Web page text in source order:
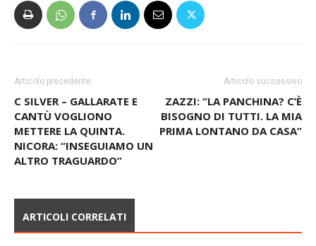
Articolo precedente
C SILVER – GALLARATE E
CANTÙ VOGLIONO
METTERE LA QUINTA.
NICORA: “INSEGUIAMO UN
ALTRO TRAGUARDO”
Articolo successivo
ZAZZI: “LA PANCHINA? C’È
BISOGNO DI TUTTI. LA MIA
PRIMA LONTANO DA CASA”
ARTICOLI CORRELATI